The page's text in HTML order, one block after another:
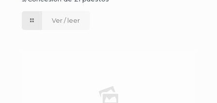
Ver / leer